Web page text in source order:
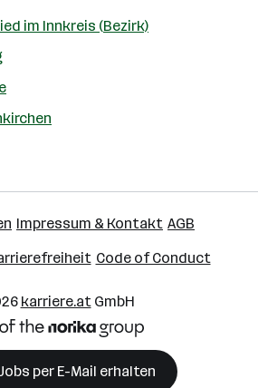
im Innkreis (Bezirk)
Impressum & Kontakt AGB
Code of Conduct
karriere.atGmbH
per E-Mail erhalten